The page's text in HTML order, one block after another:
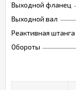
Выходной фланец
Выходной вал
Реактивная штанга
Обороты